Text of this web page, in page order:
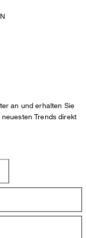
an und erhalten Sie
Trends direkt